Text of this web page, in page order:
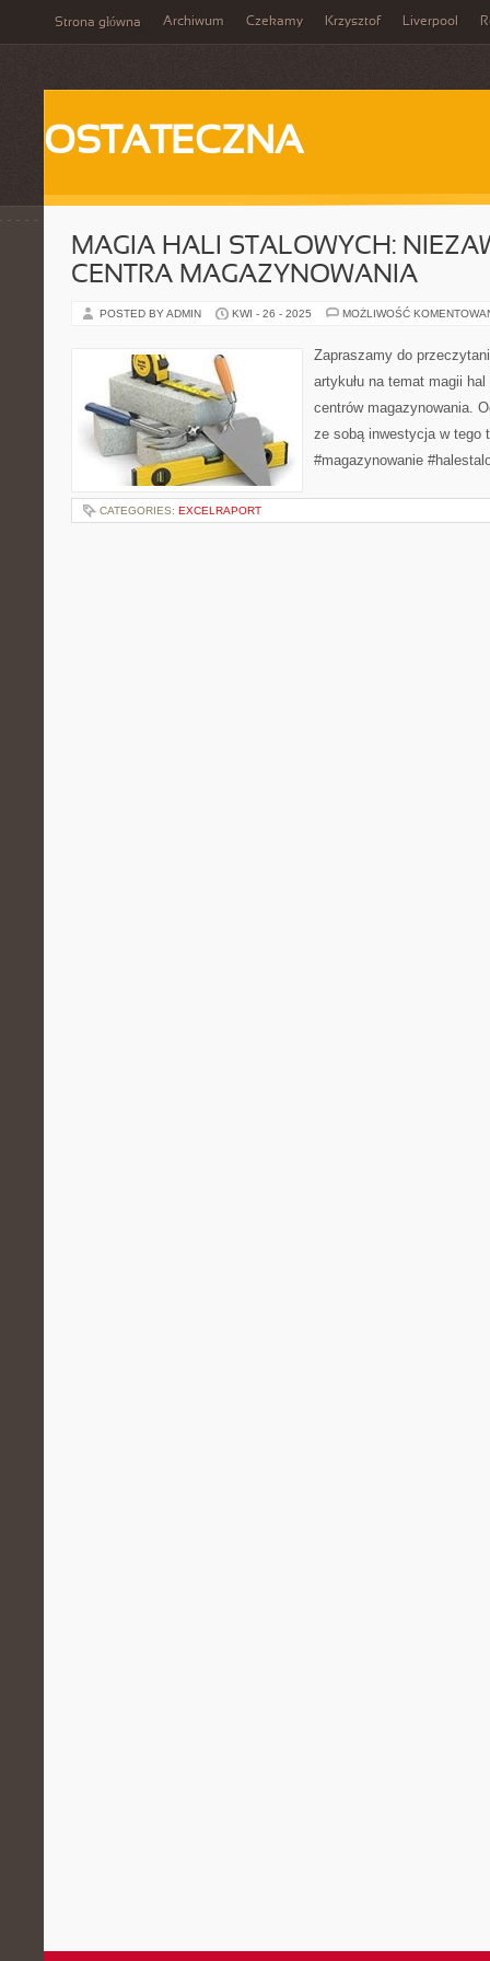
Strona główna Archiwum Czekamy Krzysztof Liverpool
OSTATECZNA
MAGIA HALI STALOWYCH:
CENTRA MAGAZYNOWANIA
POSTED BY ADMIN KWI - 26 - 2025 MOŻLIWOŚĆ
Zapraszamy do
artykułu na temat magii
centrów magazynowania.
ze sobą inwestycja w tego
#magazynowanie
CATEGORIES: EXCELRAPORT